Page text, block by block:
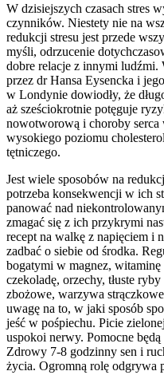
W dzisiejszych czasach stres
czynników. Niestety nie na
redukcji stresu jest przede
myśli, odrzucenie
dobre relacje z innymi ludźmi.
przez dr Hansa Eysencka i
w Londynie dowiodły, że
aż sześciokrotnie potęguje
nowotworową i choroby serca
wysokiego poziomu
tętniczego.
Jest wiele sposobów na
potrzeba konsekwencji w ich
panować nad
zmagać się z ich przykrymi
recept na walkę z napięciem i
zadbać o siebie od środka.
bogatymi w magnez,
czekoladę, orzechy, tłuste
zbożowe, warzywa
uwagę na to, w jaki sposób
jeść w pośpiechu. Picie
uspokoi nerwy. Pomocne
Zdrowy 7-8 godzinny sen i
życia. Ogromną rolę odgrywa